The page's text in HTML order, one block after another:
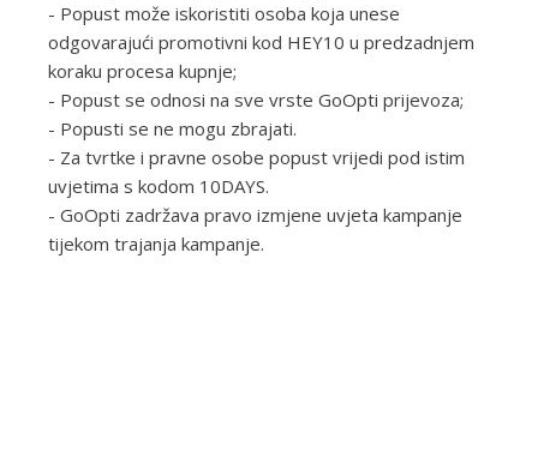
- Popust može iskoristiti osoba koja unese
odgovarajući promotivni kod HEY10 u predzadnjem
koraku procesa kupnje;
- Popust se odnosi na sve vrste GoOpti prijevoza;
- Popusti se ne mogu zbrajati.
- Za tvrtke i pravne osobe popust vrijedi pod istim
uvjetima s kodom 10DAYS.
- GoOpti zadržava pravo izmjene uvjeta kampanje
tijekom trajanja kampanje.